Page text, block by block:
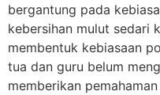
bergantung pada
kebersihan mulut sedari
membentuk kebiasaan
tua dan guru belum
memberikan